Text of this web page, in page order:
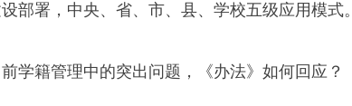
部署，中央、省、市、县、学校五级应用模式。
学籍管理中的突出问题，《办法》如何回应？